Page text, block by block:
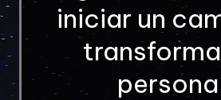
iniciar un